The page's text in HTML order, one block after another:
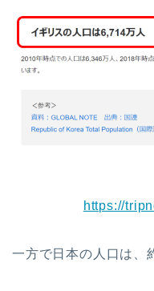
https://
一方で日本の人口は、